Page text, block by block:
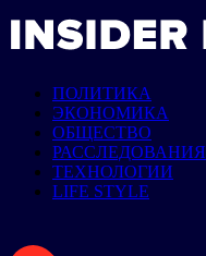
ПОЛИТИКА
ЭКОНОМИКА
ОБЩЕСТВО
РАССЛЕДОВАНИЯ
ТЕХНОЛОГИИ
LIFE STYLE